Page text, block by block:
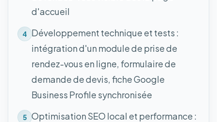
d'accueil
4 Développement technique et tests :
intégration d'un module de prise de
rendez-vous en ligne, formulaire de
demande de devis, fiche Google
Business Profile synchronisée
5 Optimisation SEO local et performance :